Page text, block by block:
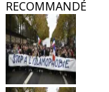
RECOMMANDÉ